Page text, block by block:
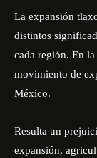
La expansión
distintos
cada región. En
movimiento de
México.
Resulta un
expansión,